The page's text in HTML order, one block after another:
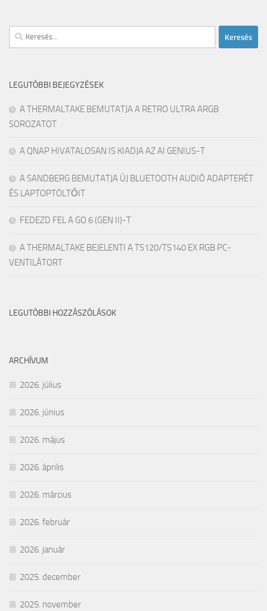
Keresés:
LEGUTÓBBI BEJEGYZÉSEK
A THERMALTAKE BEMUTATJA A RETRO ULTRA ARGB
SOROZATOT
A QNAP HIVATALOSAN IS KIADJA AZ AI GENIUS-T
A SANDBERG BEMUTATJA ÚJ BLUETOOTH AUDIÓ ADAPTERÉT
ÉS LAPTOPTÖLTŐIT
FEDEZD FEL A GO 6 (GEN II)-T
A THERMALTAKE BEJELENTI A TS120/TS140 EX RGB PC-
VENTILÁTORT
LEGUTÓBBI HOZZÁSZÓLÁSOK
ARCHÍVUM
2026. július
2026. június
2026. május
2026. április
2026. március
2026. február
2026. január
2025. december
2025. november